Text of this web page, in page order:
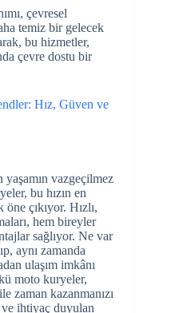
çevresel
temiz bir gelecek
bu hizmetler,
çevre dostu bir
Hız, Güven ve
yaşamın vazgeçilmez
bu hızın en
çıkıyor. Hızlı,
hem bireyler
sağlıyor. Ne var
aynı zamanda
ulaşım imkânı
moto kuryeler,
zaman kazanmanızı
ihtiyaç duyulan